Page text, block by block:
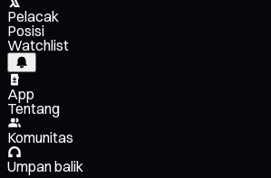
Pelacak
Posisi
Watchlist
App
Tentang
Komunitas
Umpan balik